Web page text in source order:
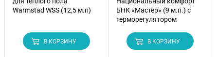
Warmstad WSS (12,5 м.п)
В КОРЗИНУ
БНК «Мастер» (9 м.п.) с
терморегулятором
В КОРЗИНУ